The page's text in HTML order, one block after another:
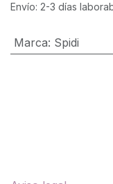
Envío: 2-3 días
Marca: Spidi